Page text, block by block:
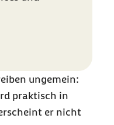
ungemein:
praktisch in
er nicht